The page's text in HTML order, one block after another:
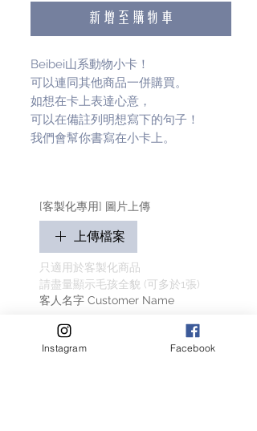
新增至購物車
Beibei山系動物小卡！
可以連同其他商品一併購買。
如想在卡上表達心意，
可以在備註列明想寫下的句子！
我們會幫你書寫在小卡上。
[客製化專用] 圖片上傳
上傳檔案
只適用於客製化商品
請盡量顯示毛孩全貌 (可多於1張)
客人名字 Customer Name
Instagram Facebook